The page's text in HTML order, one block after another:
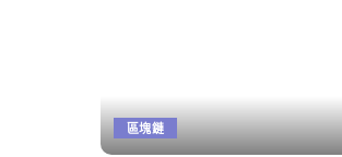
區塊鏈